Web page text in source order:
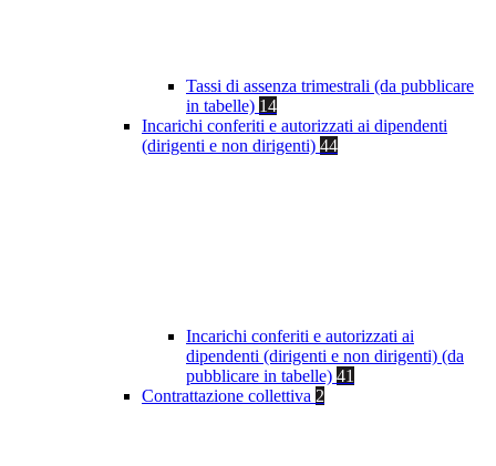
Tassi di assenza trimestrali (da pubblicare
in tabelle) 14
Incarichi conferiti e autorizzati ai dipendenti
(dirigenti e non dirigenti) 44
Incarichi conferiti e autorizzati ai
dipendenti (dirigenti e non dirigenti) (da
pubblicare in tabelle) 41
Contrattazione collettiva 2